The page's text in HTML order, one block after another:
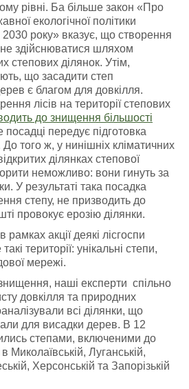
рівні. Ба більше закон «Про
екологічної політики
2030 року» вказує, що створення
здійснюватися шляхом
степових ділянок. Утім,
що засадити степ
є благом для довкілля.
лісів на території степових
до знищення більшості
посадці передує підготовка
До того ж, у нинішніх кліматичних
ділянках степової
неможливо: вони гинуть за
У результаті така посадка
степу, не призводить до
провокує ерозію ділянки.
рамках акції деякі лісгоспи
території: унікальні степи,
мережі.
наші експерти спільно
довкілля та природних
всі ділянки, що
для висадки дерев. В 12
степами, включеними до
Миколаївській, Луганській,
Херсонській та Запорізькій